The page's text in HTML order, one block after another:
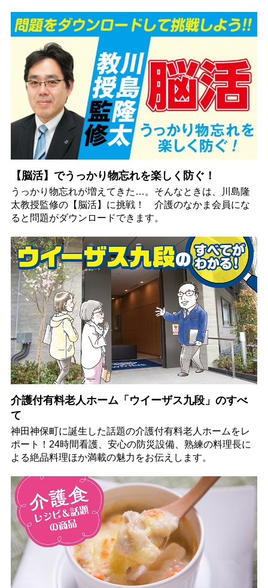
【脳活】でうっかり物忘れを楽しく防ぐ！
うっかり物忘れが増えてきた…。そんなときは、川島隆
太教授監修の【脳活】に挑戦！ 介護のなかま会員にな
ると問題がダウンロードできます。
介護付有料老人ホーム「ウイーザス九段」のすべ
て
神田神保町に誕生した話題の介護付有料老人ホームをレ
ポート！24時間看護、安心の防災設備、熟練の料理長に
よる絶品料理ほか満載の魅力をお伝えします。